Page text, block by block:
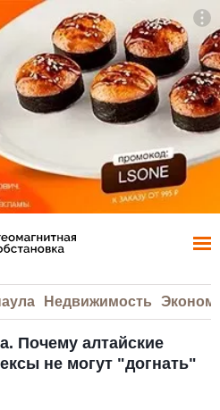
Недвижимость
Почему алтайские
не могут "догнать"